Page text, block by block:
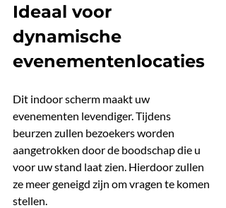
Ideaal voor
dynamische
evenementenlocaties
Dit indoor scherm maakt uw
evenementen levendiger. Tijdens
beurzen zullen bezoekers worden
aangetrokken door de boodschap die u
voor uw stand laat zien. Hierdoor zullen
ze meer geneigd zijn om vragen te komen
stellen.